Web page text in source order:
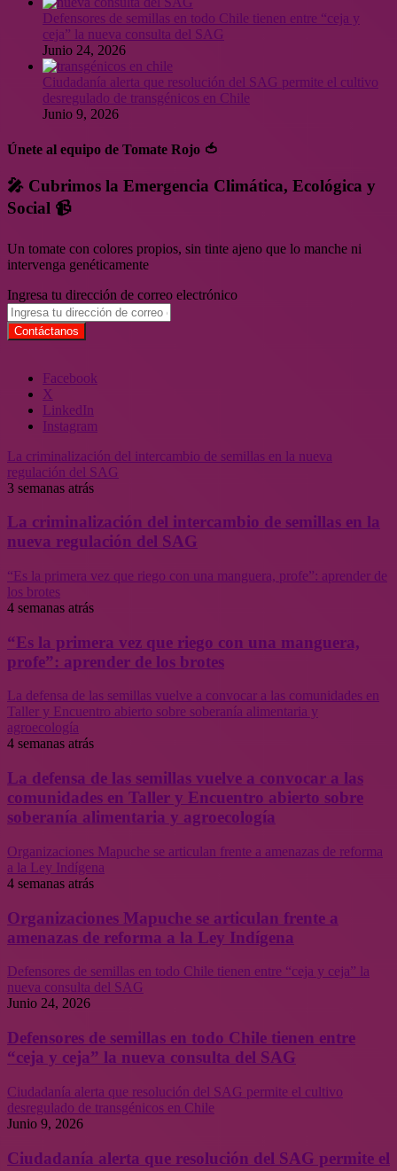
Defensores de semillas en todo Chile tienen entre “ceja y
ceja” la nueva consulta del SAG
Junio 24, 2026
Ciudadanía alerta que resolución del SAG permite el cultivo
desregulado de transgénicos en Chile
Junio 9, 2026
Únete al equipo de Tomate Rojo 🍅
🎤 Cubrimos la Emergencia Climática, Ecológica y
Social 📹
Un tomate con colores propios, sin tinte ajeno que lo manche ni
intervenga genéticamente
Ingresa tu dirección de correo electrónico
Facebook
X
LinkedIn
Instagram
La criminalización del intercambio de semillas en la nueva
regulación del SAG
3 semanas atrás
La criminalización del intercambio de semillas en la
nueva regulación del SAG
“Es la primera vez que riego con una manguera, profe”: aprender de
los brotes
4 semanas atrás
“Es la primera vez que riego con una manguera,
profe”: aprender de los brotes
La defensa de las semillas vuelve a convocar a las comunidades en
Taller y Encuentro abierto sobre soberanía alimentaria y
agroecología
4 semanas atrás
La defensa de las semillas vuelve a convocar a las
comunidades en Taller y Encuentro abierto sobre
soberanía alimentaria y agroecología
Organizaciones Mapuche se articulan frente a amenazas de reforma
a la Ley Indígena
4 semanas atrás
Organizaciones Mapuche se articulan frente a
amenazas de reforma a la Ley Indígena
Defensores de semillas en todo Chile tienen entre “ceja y ceja” la
nueva consulta del SAG
Junio 24, 2026
Defensores de semillas en todo Chile tienen entre
“ceja y ceja” la nueva consulta del SAG
Ciudadanía alerta que resolución del SAG permite el cultivo
desregulado de transgénicos en Chile
Junio 9, 2026
Ciudadanía alerta que resolución del SAG permite el